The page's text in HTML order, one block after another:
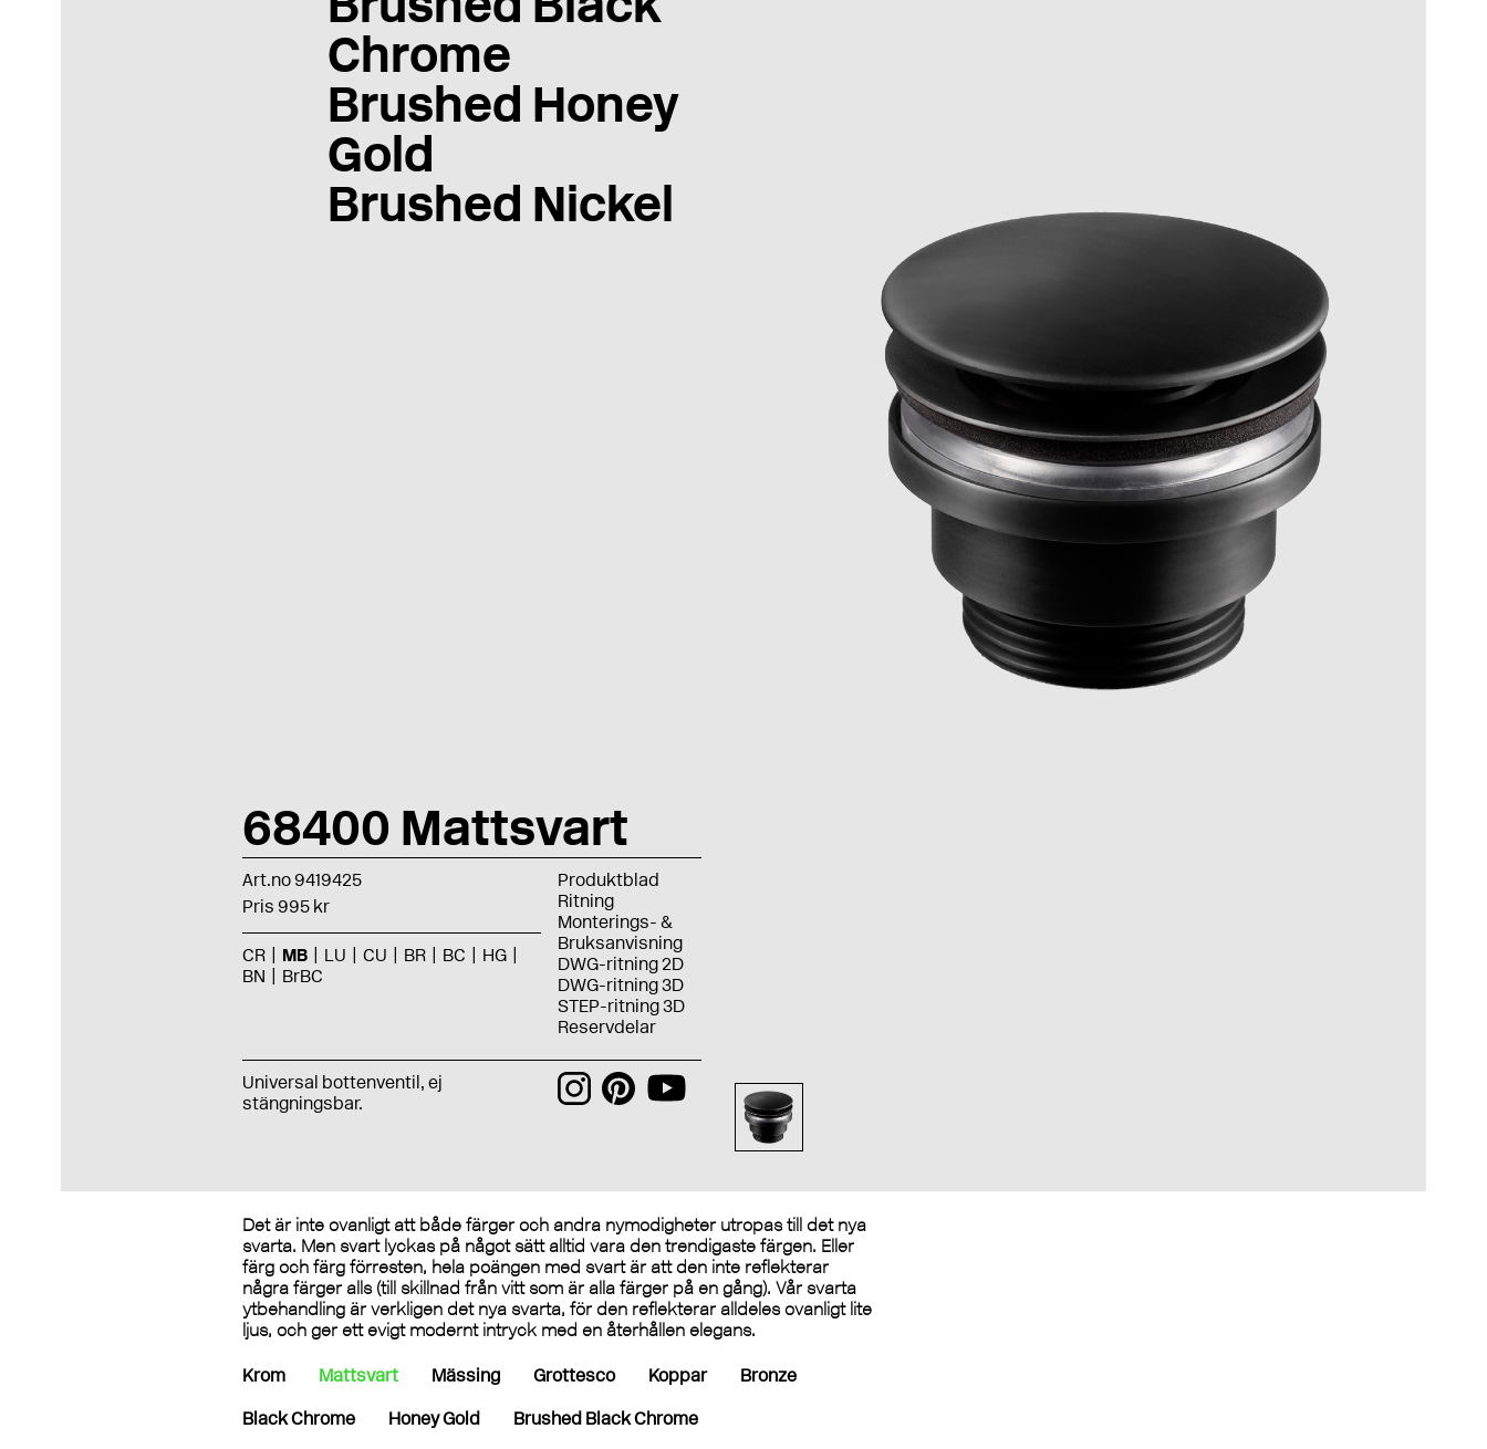
Chrome
Brushed Honey
Gold
Brushed Nickel
68400 Mattsvart
Art.no 9419425
Pris 995 kr
CR MB LU CU BR BC
HG
BN
BrBC
Produktblad
Ritning
Monterings- &
Bruksanvisning
DWG-ritning 2D
DWG-ritning 3D
STEP-ritning 3D
Reservdelar
Universal bottenventil, ej
stängningsbar.
Det är inte ovanligt att både färger och andra nymodigheter utropas till det nya
svarta. Men svart lyckas på något sätt alltid vara den trendigaste färgen. Eller
färg och färg förresten, hela poängen med svart är att den inte reflekterar
några färger alls (till skillnad från vitt som är alla färger på en gång). Vår svarta
ytbehandling är verkligen det nya svarta, för den reflekterar alldeles ovanligt lite
ljus, och ger ett evigt modernt intryck med en återhållen elegans.
Krom Mattsvart Mässing Grottesco Koppar Bronze
Black Chrome Honey Gold Brushed Black Chrome